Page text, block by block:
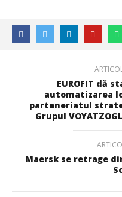
EUROFIT dă
automatizarea
parteneriatul
Grupul
Maersk se retrage